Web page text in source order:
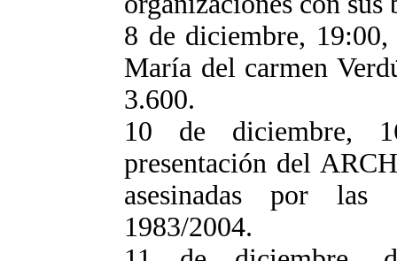
8 de diciembre,
María del carmen
3.600.
10 de diciembre,
presentación del
asesinadas por
1983/2004.